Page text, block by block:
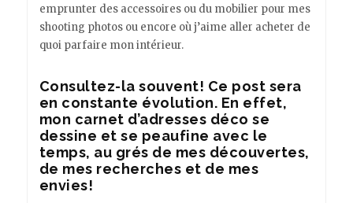
emprunter des accessoires ou du mobilier pour mes
shooting photos ou encore où j’aime aller acheter de
quoi parfaire mon intérieur.
Consultez-la souvent! Ce post sera
en constante évolution. En effet,
mon carnet d’adresses déco se
dessine et se peaufine avec le
temps, au grés de mes découvertes,
de mes recherches et de mes
envies!